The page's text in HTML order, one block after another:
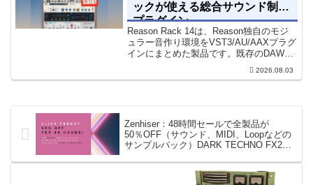
ックが使える総合サウンド制作
プラグイン
Reason Rack 14は、Reason独自のモジ
ュラー音作り環境をVST3/AU/AAXプラグ
インにまとめた製品です。既存のDAWを
乗り換えることなく、68種類のシンセや
エフェクト、CV配線をそのままトラック
2026.08.03
Zenhiser：48時間セールで全製品が
50％OFF（サウンド、MIDI、Loopなどの
サンプルパック）DARK TECHNO FX2は